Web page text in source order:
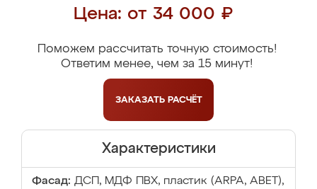
Цена: от 34 000 ₽
Поможем рассчитать точную стоимость!
Ответим менее, чем за 15 минут!
ЗАКАЗАТЬ РАСЧЁТ
Характеристики
Фасад: ДСП, МДФ ПВХ, пластик (ARPA, ABET),